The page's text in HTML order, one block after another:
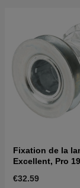
Fixation de la
Excellent, Pro
€32.59